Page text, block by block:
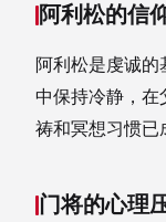
阿利松的信
阿利松是虔诚的
中保持冷静，在
祷和冥想习惯已
门将的心理